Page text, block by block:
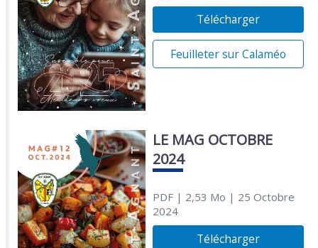
Télécharger
Feuilleter sur Calaméo
LE MAG OCTOBRE
2024
PDF| 2,53 Mo | 25 Octobre
2024
Télécharger